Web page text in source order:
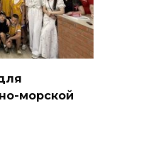
морской